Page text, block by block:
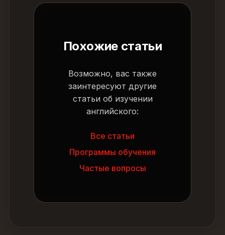
Похожие статьи
Возможно, вас также
заинтересуют другие
статьи об изучении
английского:
Все статьи
Программы обучения
Частые вопросы